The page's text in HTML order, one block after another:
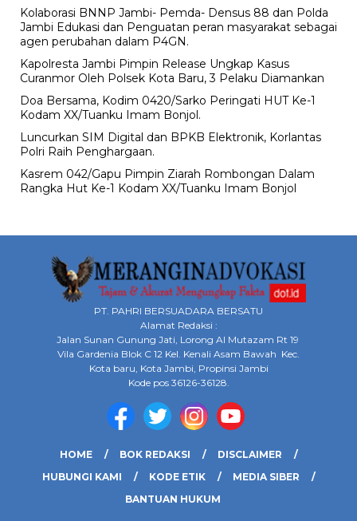
Kolaborasi BNNP Jambi- Pemda- Densus 88 dan Polda
Jambi Edukasi dan Penguatan peran masyarakat sebagai
agen perubahan dalam P4GN.
Kapolresta Jambi Pimpin Release Ungkap Kasus
Curanmor Oleh Polsek Kota Baru, 3 Pelaku Diamankan
Doa Bersama, Kodim 0420/Sarko Peringati HUT Ke-1
Kodam XX/Tuanku Imam Bonjol.
Luncurkan SIM Digital dan BPKB Elektronik, Korlantas
Polri Raih Penghargaan.
Kasrem 042/Gapu Pimpin Ziarah Rombongan Dalam
Rangka Hut Ke-1 Kodam XX/Tuanku Imam Bonjol
PT. PAHRI BERSUADARA BERSATU
Alamat Redaksi :
Jalan Sunan Gunung Jati, Lorong Al Mutazam Rt 19
Vila Gardenia Blok C 12 Kel. Kenali Asam Bawah Kec.
Kota baru, Kota Jambi, Propinsi Jambi
Kode pos 36126-36128.
HOME BOK REDAKSI
DISCLAIMER
HUBUNGI KAMI
KODE ETIK
MEDIA SIBER
BANTUAN HUKUM